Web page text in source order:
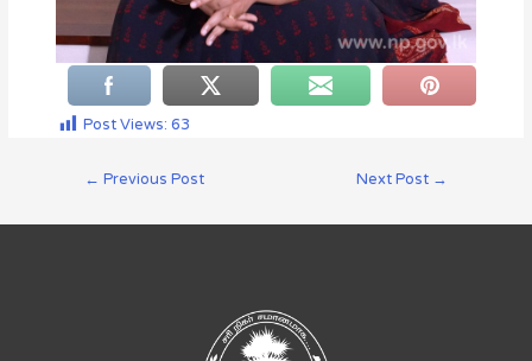
Post Views: 63
← Previous Post Next Post →